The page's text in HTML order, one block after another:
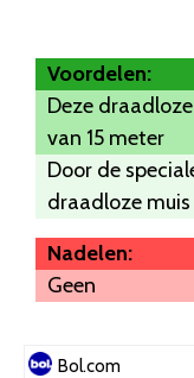
Voordelen:
Deze
van 15 meter
Door de
draadloze
Nadelen:
Geen
Bol.com